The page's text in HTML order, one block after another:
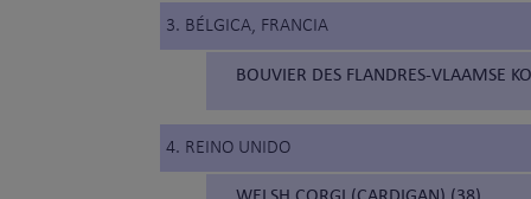
3. BÉLGICA, FRANCIA
BOUVIER DES FLANDRES-VLAAMSE
4. REINO UNIDO